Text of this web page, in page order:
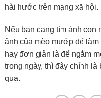
hài hước trên mạng xã hội.
Nếu bạn đang tìm ảnh
ảnh của mèo mướp để làm
hay đơn giản là để ngắm
trong ngày, thì đây chính
qua.